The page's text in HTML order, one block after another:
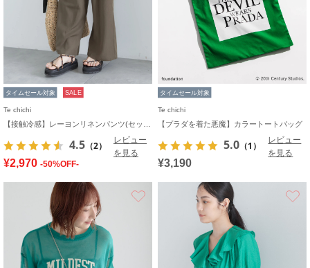
タイムセール対象 SALE
Te chichi
4.5 （2）
レビュー
を見る
¥2,970 -50%OFF-
タイムセール対象
Te chichi
【プラダを着た悪魔】カラートートバッグ
5.0 （1）
レビュー
を見る
¥3,190